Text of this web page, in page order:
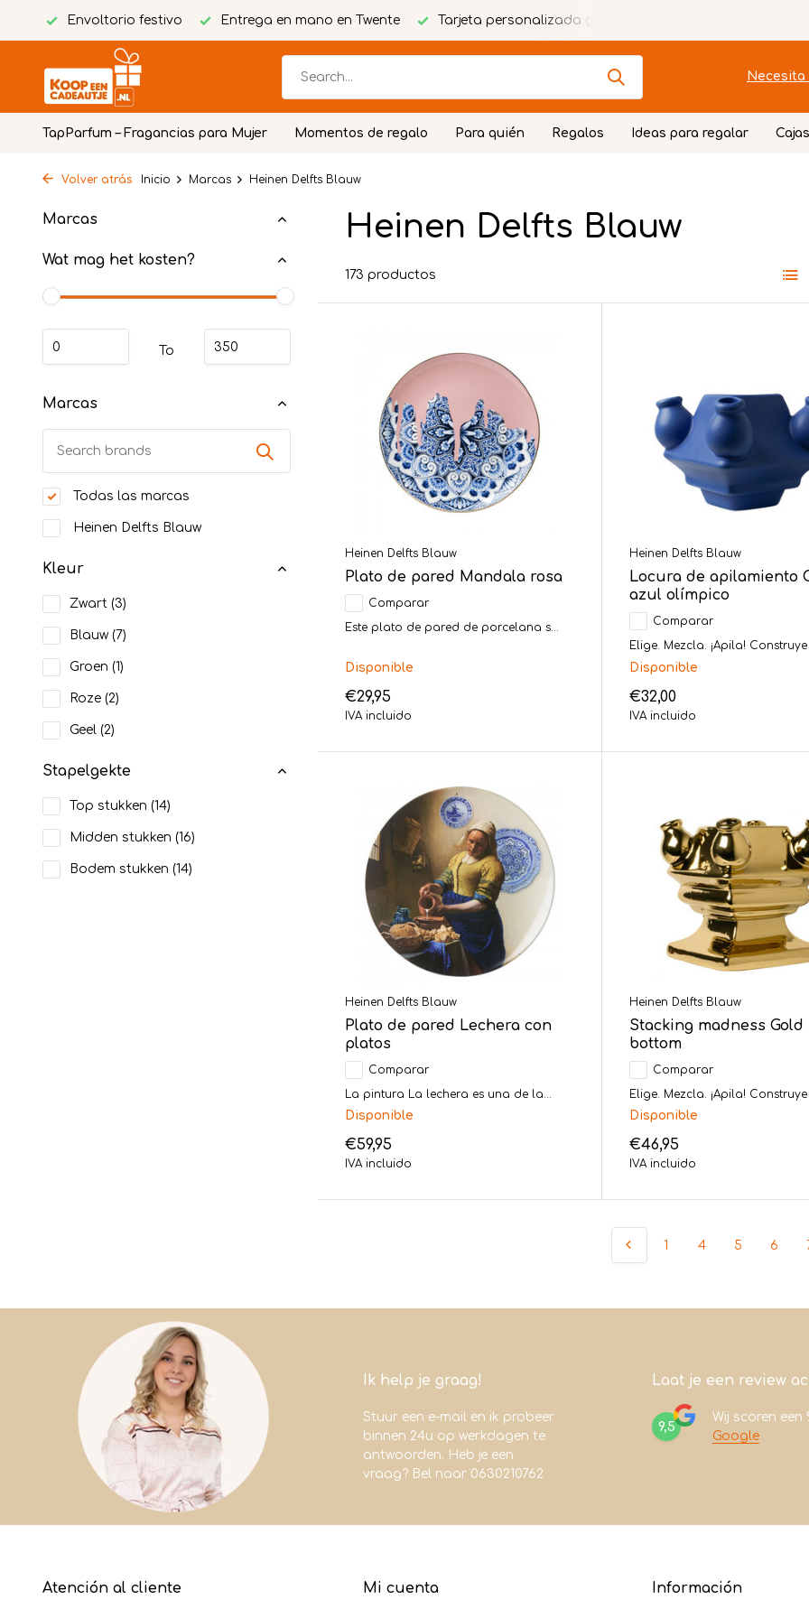
Envoltorio festivo Entrega en mano en Twente Tarjeta personalizada gratuita
Necesita
TapParfum – Fragancias para Mujer Momentos de regalo Para quién Regalos Ideas para regalar
Volver atrás Inicio Marcas Heinen Delfts Blauw
Marcas
Wat mag het kosten?
To
Marcas
Todas las marcas
Heinen Delfts Blauw
Kleur
Zwart (3)
Blauw (7)
Groen (1)
Roze (2)
Geel (2)
Stapelgekte
Top stukken (14)
Midden stukken (16)
Bodem stukken (14)
Heinen Delfts Blauw
173 productos
Heinen Delfts Blauw
Plato de pared Mandala rosa
Comparar
Este plato de pared de porcelana s...
Disponible
€29,95
IVA incluido
Heinen Delfts Blauw
Locura de apilamiento
azul olímpico
Comparar
Elige. Mezcla. ¡Apila! Construye
Disponible
€32,00
IVA incluido
Heinen Delfts Blauw
Plato de pared Lechera con
platos
Comparar
La pintura La lechera es una de la...
Disponible
€59,95
IVA incluido
Heinen Delfts Blauw
Stacking madness Gold
bottom
Comparar
Elige. Mezcla. ¡Apila! Construye
Disponible
€46,95
IVA incluido
1 4 5 6
Ik help je graag!
Stuur een e-mail en ik probeer
binnen 24u op werkdagen te
antwoorden. Heb je een
vraag? Bel naar 0630210762
Laat je een review
9,5
Wij scoren een
Google
Atención al cliente Mi cuenta Información